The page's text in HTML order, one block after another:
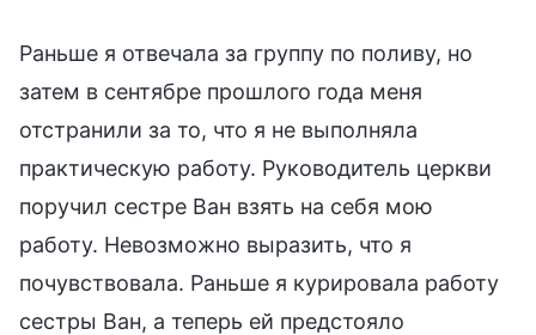
Раньше я отвечала за группу по поливу, но
затем в сентябре прошлого года меня
отстранили за то, что я не выполняла
практическую работу. Руководитель церкви
поручил сестре Ван взять на себя мою
работу. Невозможно выразить, что я
почувствовала. Раньше я курировала работу
сестры Ван, а теперь ей предстояло